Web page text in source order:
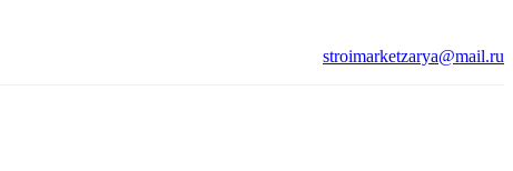
stroimarketzarya@mail.ru